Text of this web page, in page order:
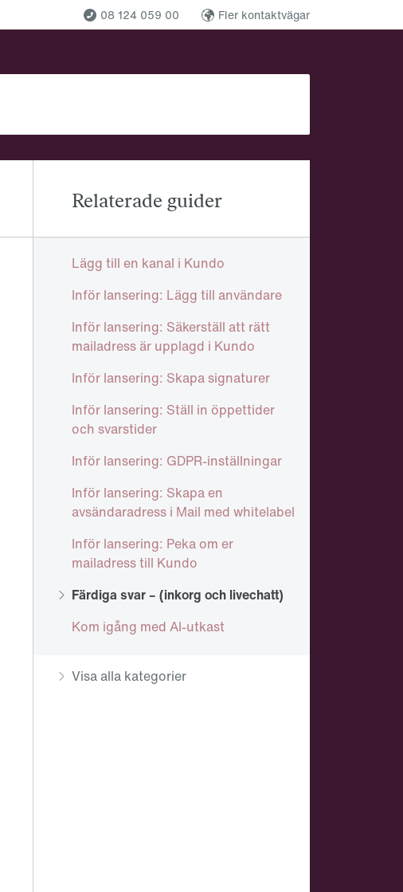
08 124 059 00 Fler kontaktvägar
Relaterade guider
Lägg till en kanal i Kundo
Inför lansering: Lägg till användare
Inför lansering: Säkerställ att rätt
mailadress är upplagd i Kundo
Inför lansering: Skapa signaturer
Inför lansering: Ställ in öppettider
och svarstider
Inför lansering: GDPR-inställningar
Inför lansering: Skapa en
avsändaradress i Mail med whitelabel
Inför lansering: Peka om er
mailadress till Kundo
Färdiga svar – (inkorg och livechatt)
Kom igång med AI-utkast
Visa alla kategorier